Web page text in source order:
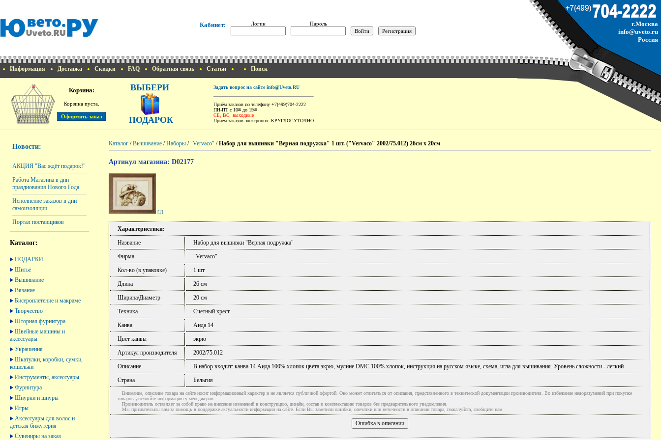
Кабинет: Логин Пароль
г.Москва
info@uveto.ru
Россия
Информация Доставка Скидки FAQ Обратная связь Статьи Поиск
Корзина:
Корзина пуста.
ВЫБЕРИ
ПОДАРОК
Задать вопрос на сайте info@Uveto.RU
Приём заказов по телефону +7(499)704-2222
ПН-ПТ с 1000 до 1900
СБ, ВС выходные
Прием заказов электронно: КРУГЛОСУТОЧНО
Новости:
АКЦИЯ "Вас ждёт подарок!"
Работа Магазина в дни
празднования Нового Года
Исполнение заказов в дни
самоизоляции.
Портал поставщиков
Каталог:
ПОДАРКИ
Шитье
Вышивание
Вязание
Бисероплетение и макраме
Творчество
Шторная фурнитура
Швейные машины и
аксессуары
Украшения
Шкатулки, коробки, сумки,
кошельки
Инструменты, аксессуары
Фурнитура
Шнурки и шнуры
Игры
Аксессуары для волос и
детская бижутерия
Сувениры на заказ
Каталог /Вышивание /Наборы /"Vervaco" /Набор для вышивки "Верная подружка" 1 шт. ("Vervaco" 2002/75.012) 26см х 20см
Артикул магазина: D02177
[1]
Характеристики:
Название
Набор для вышивки "Верная подружка"
Фирма
"Vervaco"
Кол-во (в упаковке)
1 шт
Длина
26 см
Ширина/Диаметр
20 см
Техника
Счетный крест
Канва
Аида 14
Цвет канвы
экрю
Артикул производителя
2002/75.012
Описание
В набор входит: канва 14 Аида 100% хлопок цвета экрю, мулине DMC 100% хлопок, инструкция на русском языке, схема, игла для вышивания. Уровень сложности - легкий
Страна
Бельгия
Внимание, описание товара на сайте носит информационный характер и не является публичной офертой. Оно может отличаться от описания, представленного в технической документации производителя. Во избежание недоразумений при покупке
товаров уточняйте информацию у менеджеров.
Производитель оставляет за собой право на внесение изменений в конструкцию, дизайн, состав и комплектацию товаров без предварительного уведомления.
Мы признательны вам за помощь в поддержке актуальности информации на сайте. Если Вы заметили ошибки, опечатки или неточности в описании товара, пожалуйста, сообщите нам.